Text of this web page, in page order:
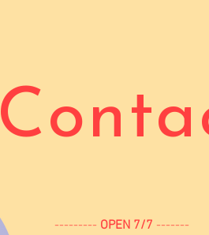
--------- OPEN 7/7 -------